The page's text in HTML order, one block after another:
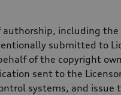
including
submitted to
of the copyright
sent to the
systems, and